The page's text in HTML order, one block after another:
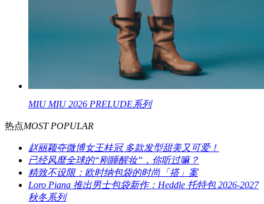
MIU MIU 2026 PRELUDE系列
热点MOST POPULAR
赵丽颖夺微博女王桂冠 多款发型甜美又可爱！
已经风靡全球的“刚睡醒妆”，你听过嘛？
精致不设限：欧时纳包袋的时尚「搭」案
Loro Piana 推出男士包袋新作：Heddle 托特包 2026-2027
秋冬系列